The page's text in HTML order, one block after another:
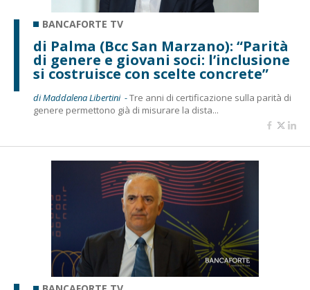
BANCAFORTE TV
di Palma (Bcc San Marzano): “Parità
di genere e giovani soci: l’inclusione
si costruisce con scelte concrete”
di Maddalena Libertini -Tre anni di certificazione sulla parità di
genere permettono già di misurare la dista...